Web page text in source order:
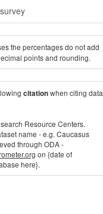
the percentages do not add
points and rounding.
citationwhen citing data
Resource Centers.
name - e.g. Caucasus
through ODA -
on {date of
here}.